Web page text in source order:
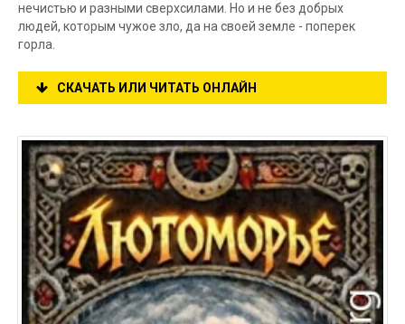
нечистью и разными сверхсилами. Но и не без добрых
людей, которым чужое зло, да на своей земле - поперек
горла.
СКАЧАТЬ ИЛИ ЧИТАТЬ ОНЛАЙН